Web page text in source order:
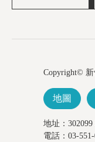
Copyright©
地圖
地址：
電話：03-551-